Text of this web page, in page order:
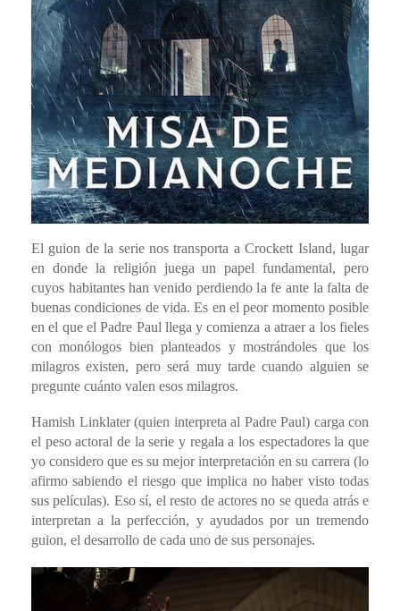
El guion de la serie nos transporta a Crockett Island, lugar
en donde la religión juega un papel fundamental, pero
cuyos habitantes han venido perdiendo la fe ante la falta de
buenas condiciones de vida. Es en el peor momento posible
en el que el Padre Paul llega y comienza a atraer a los fieles
con monólogos bien planteados y mostrándoles que los
milagros existen, pero será muy tarde cuando alguien se
pregunte cuánto valen esos milagros.
Hamish Linklater (quien interpreta al Padre Paul) carga con
el peso actoral de la serie y regala a los espectadores la que
yo considero que es su mejor interpretación en su carrera (lo
afirmo sabiendo el riesgo que implica no haber visto todas
sus películas). Eso sí, el resto de actores no se queda atrás e
interpretan a la perfección, y ayudados por un tremendo
guion, el desarrollo de cada uno de sus personajes.